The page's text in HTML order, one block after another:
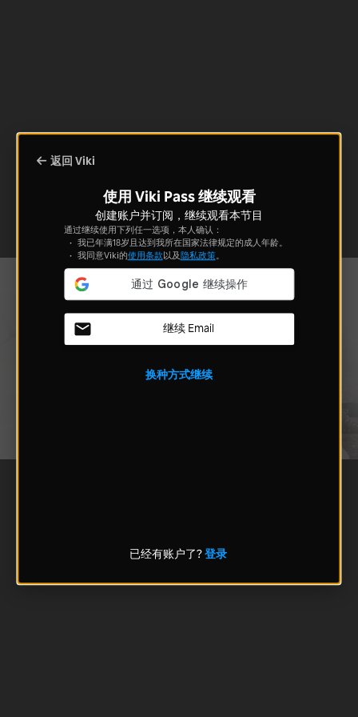
返回 Viki
使用 Viki Pass 继续观看
创建账户并订阅，继续观看本节目
通过继续使用下列任一选项，本人确认：
我已年满18岁且达到我所在国家法律规定的成人年龄。
我同意Viki的使用条款以及隐私政策。
继续 Email
换种方式继续
已经有账户了?登录